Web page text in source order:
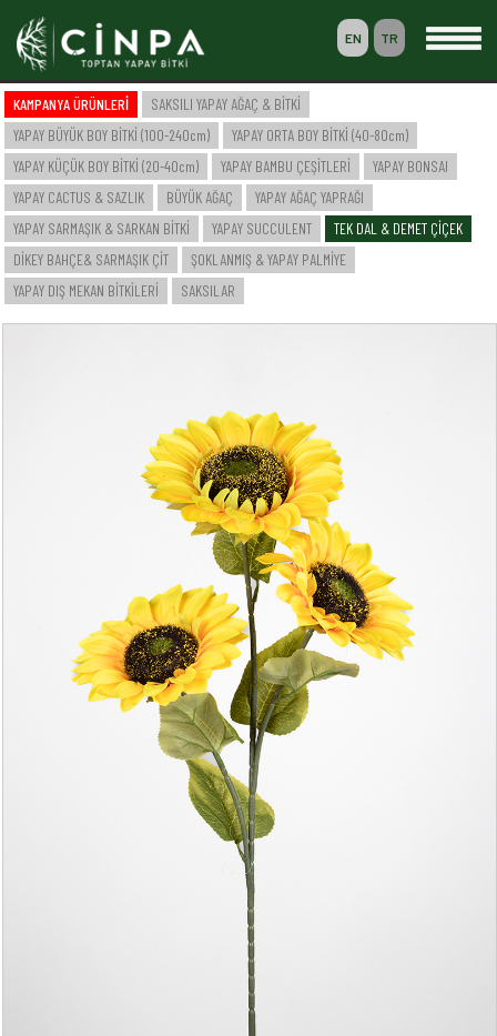
EN TR
SEPETİM
ÜYELİK
-- ANASAYFA --
-- KURUMSAL --
SAKSILI YAPAY AĞAÇ & BİTKİ
YAPAY BONSAI
YAPAY CACTUS & SAZLIK
BÜYÜK AĞAÇ
YAPAY AĞAÇ YAPRAĞI
YAPAY SARMAŞIK & SARKAN BİTKİ
YAPAY SUCCULENT
TEK DAL & DEMET ÇİÇEK
DİKEY BAHÇE& SARMAŞIK ÇİT
ŞOKLANMIŞ & YAPAY PALMİYE
YAPAY DIŞ MEKAN BİTKİLERİ
SAKSILAR
--- HABERLER --
-- İLETİŞİM --
KAMPANYA ÜRÜNLERİ
SAKSILI YAPAY AĞAÇ & BİTKİ
YAPAY BÜYÜK BOY BİTKİ (100-240cm)
YAPAY ORTA BOY BİTKİ (40-80cm)
YAPAY KÜÇÜK BOY BİTKİ (20-40cm)
YAPAY BAMBU ÇEŞİTLERİ
YAPAY BONSAI
YAPAY CACTUS & SAZLIK
BÜYÜK AĞAÇ
YAPAY AĞAÇ YAPRAĞI
YAPAY SARMAŞIK & SARKAN BİTKİ
YAPAY SUCCULENT
TEK DAL & DEMET ÇİÇEK
DİKEY BAHÇE& SARMAŞIK ÇİT
ŞOKLANMIŞ & YAPAY PALMİYE
YAPAY DIŞ MEKAN BİTKİLERİ
SAKSILAR